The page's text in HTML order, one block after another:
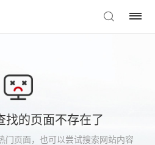
找的页面不存在了
门页面，也可以尝试搜索网站内容